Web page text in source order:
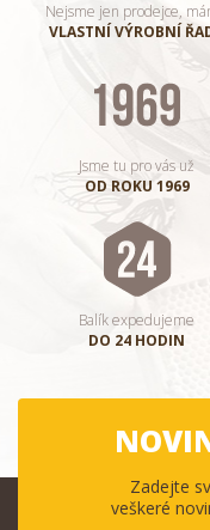
Nejsme jen prodejce,
VLASTNÍ VÝROBNÍ
Jsme tu pro vás už
OD ROKU 1969
Balík expedujeme
DO 24 HODIN
Zadejte
veškeré